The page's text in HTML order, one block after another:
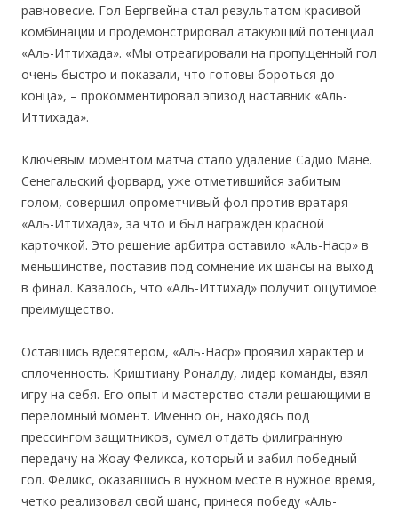
равновесие. Гол Бергвейна стал результатом красивой
комбинации и продемонстрировал атакующий потенциал
«Аль-Иттихада». «Мы отреагировали на пропущенный гол
очень быстро и показали, что готовы бороться до
конца», – прокомментировал эпизод наставник «Аль-
Иттихада».
Ключевым моментом матча стало удаление Садио Мане.
Сенегальский форвард, уже отметившийся забитым
голом, совершил опрометчивый фол против вратаря
«Аль-Иттихада», за что и был награжден красной
карточкой. Это решение арбитра оставило «Аль-Наср» в
меньшинстве, поставив под сомнение их шансы на выход
в финал. Казалось, что «Аль-Иттихад» получит ощутимое
преимущество.
Оставшись вдесятером, «Аль-Наср» проявил характер и
сплоченность. Криштиану Роналду, лидер команды, взял
игру на себя. Его опыт и мастерство стали решающими в
переломный момент. Именно он, находясь под
прессингом защитников, сумел отдать филигранную
передачу на Жоау Феликса, который и забил победный
гол. Феликс, оказавшись в нужном месте в нужное время,
четко реализовал свой шанс, принеся победу «Аль-